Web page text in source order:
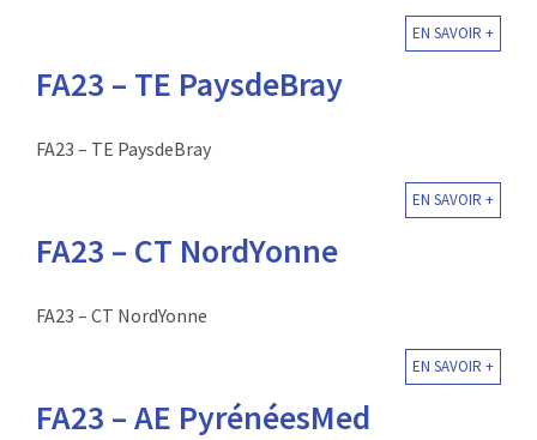
EN SAVOIR +
FA23 – TE PaysdeBray
FA23 – TE PaysdeBray
EN SAVOIR +
FA23 – CT NordYonne
FA23 – CT NordYonne
EN SAVOIR +
FA23 – AE PyrénéesMed